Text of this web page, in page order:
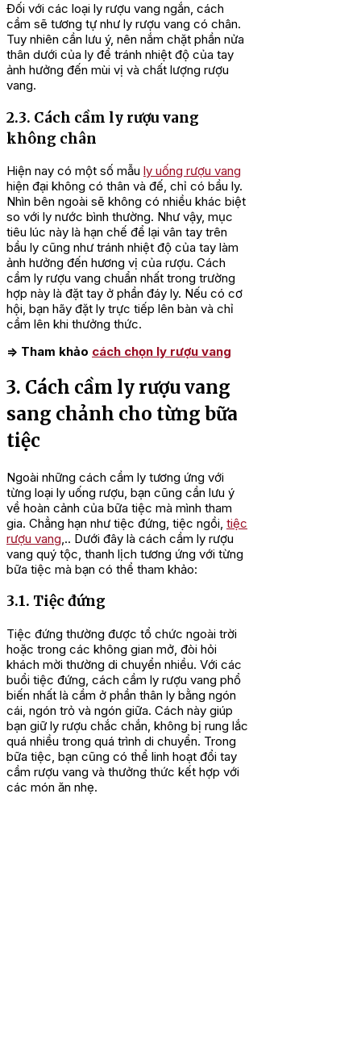
Đối với các loại ly rượu vang ngắn, cách
cầm sẽ tương tự như ly rượu vang có chân.
Tuy nhiên cần lưu ý, nên nắm chặt phần nửa
thân dưới của ly để tránh nhiệt độ của tay
ảnh hưởng đến mùi vị và chất lượng rượu
vang.
2.3. Cách cầm ly rượu vang
không chân
Hiện nay có một số mẫu ly uống rượu vang
hiện đại không có thân và đế, chỉ có bầu ly.
Nhìn bên ngoài sẽ không có nhiều khác biệt
so với ly nước bình thường. Như vậy, mục
tiêu lúc này là hạn chế để lại vân tay trên
bầu ly cũng như tránh nhiệt độ của tay làm
ảnh hưởng đến hương vị của rượu. Cách
cầm ly rượu vang chuẩn nhất trong trường
hợp này là đặt tay ở phần đáy ly. Nếu có cơ
hội, bạn hãy đặt ly trực tiếp lên bàn và chỉ
cầm lên khi thưởng thức.
=> Tham khảo cách chọn ly rượu vang
3. Cách cầm ly rượu vang
sang chảnh cho từng bữa
tiệc
Ngoài những cách cầm ly tương ứng với
từng loại ly uống rượu, bạn cũng cần lưu ý
về hoàn cảnh của bữa tiệc mà mình tham
gia. Chẳng hạn như tiệc đứng, tiệc ngồi, tiệc
rượu vang ,.. Dưới đây là cách cầm ly rượu
vang quý tộc, thanh lịch tương ứng với từng
bữa tiệc mà bạn có thể tham khảo:
3.1. Tiệc đứng
Tiệc đứng thường được tổ chức ngoài trời
hoặc trong các không gian mở, đòi hỏi
khách mời thường di chuyển nhiều. Với các
buổi tiệc đứng, cách cầm ly rượu vang phổ
biến nhất là cầm ở phần thân ly bằng ngón
cái, ngón trỏ và ngón giữa. Cách này giúp
bạn giữ ly rượu chắc chắn, không bị rung lắc
quá nhiều trong quá trình di chuyển. Trong
bữa tiệc, bạn cũng có thể linh hoạt đổi tay
cầm rượu vang và thưởng thức kết hợp với
các món ăn nhẹ.